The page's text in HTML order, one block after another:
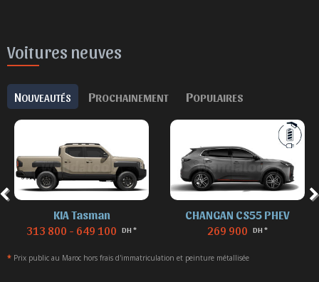
Voitures neuves
NOUVEAUTÉS PROCHAINEMENT POPULAIRES
CHANGAN CS55 PHEV
269 900 DH *
DENZA B8
869 900 DH *
* Prix public au Maroc hors frais d'immatriculation et peinture métallisée